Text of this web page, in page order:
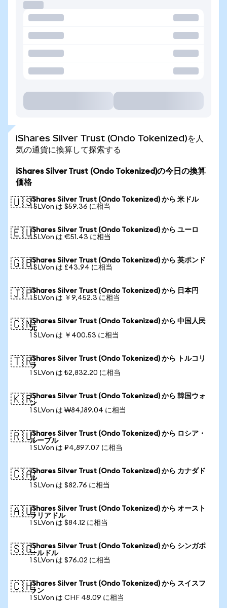
iShares Silver Trust (Ondo Tokenized)を人
気の通貨に換算して探索する
iShares Silver Trust (Ondo Tokenized)の今日の換算
価格
🇺🇸iShares Silver Trust (Ondo Tokenized) から 米ドル
1 SLVon は $59.36 に相当
🇪🇺iShares Silver Trust (Ondo Tokenized) から ユーロ
1 SLVon は €51.43 に相当
🇬🇧iShares Silver Trust (Ondo Tokenized) から 英ポンド
1 SLVon は £43.94 に相当
🇯🇵iShares Silver Trust (Ondo Tokenized) から 日本円
1 SLVon は ￥9,452.3 に相当
🇨🇳iShares Silver Trust (Ondo Tokenized) から 中国人民
元
1 SLVon は ￥400.53 に相当
🇹🇷iShares Silver Trust (Ondo Tokenized) から トルコリ
ラ
1 SLVon は ₺2,832.20 に相当
🇰🇷iShares Silver Trust (Ondo Tokenized) から 韓国ウォ
ン
1 SLVon は ₩84,189.04 に相当
🇷🇺iShares Silver Trust (Ondo Tokenized) から ロシア・
ルーブル
1 SLVon は ₽4,897.07 に相当
🇨🇦iShares Silver Trust (Ondo Tokenized) から カナダド
ル
1 SLVon は $82.76 に相当
🇦🇺iShares Silver Trust (Ondo Tokenized) から オースト
ラリアドル
1 SLVon は $84.12 に相当
🇸🇬iShares Silver Trust (Ondo Tokenized) から シンガポ
ールドル
1 SLVon は $76.02 に相当
🇨🇭iShares Silver Trust (Ondo Tokenized) から スイスフ
ラン
1 SLVon は CHF 48.09 に相当